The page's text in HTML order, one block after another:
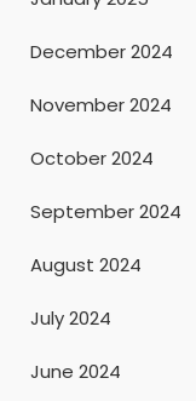
December 2024
November 2024
October 2024
September 2024
August 2024
July 2024
June 2024